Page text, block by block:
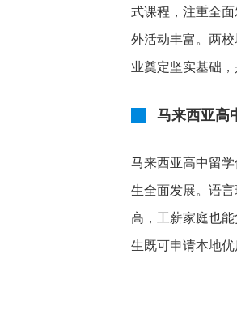
式课程，注重全
外活动丰富。两
业奠定坚实基础
马来西亚高
马来西亚高中留
生全面发展。语
高，工薪家庭也
生既可申请本地